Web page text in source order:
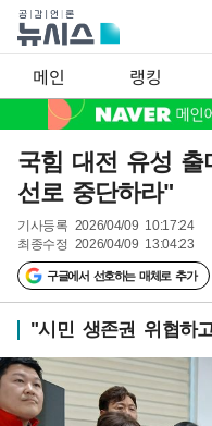
메인 랭킹
국힘 대전 유성 출
선로 중단하라"
기사등록 2026/04/09 10:17:24
최종수정 2026/04/09 13:04:23
구글에서 선호하는 매체로 추가
"시민 생존권 위협하